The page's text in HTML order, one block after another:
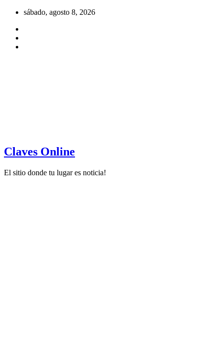
Saltar
contenido
sábado, agosto 8, 2026
Claves Online
El sitio donde tu lugar es noticia!